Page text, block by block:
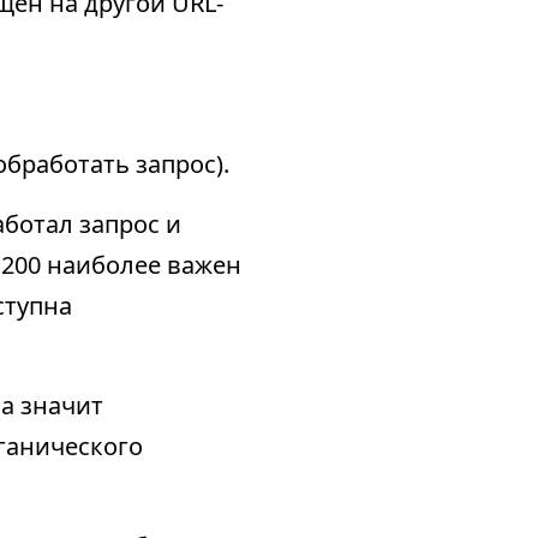
запрос).
запрос и
наиболее важен
значит